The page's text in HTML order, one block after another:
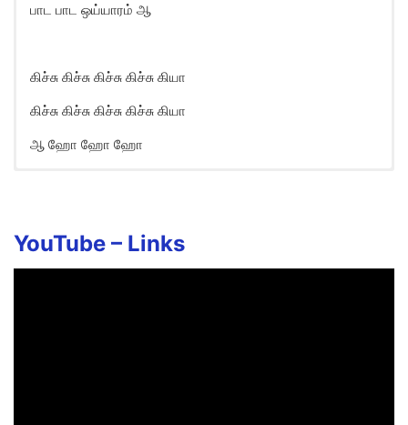
பாட பாட ஒய்யாரம் ஆ
கிச்சு கிச்சு கிச்சு கிச்சு கியா
கிச்சு கிச்சு கிச்சு கிச்சு கியா
ஆ ஹோ ஹோ ஹோ
Kichu kichu kichu kichu kiyaa
Kichu kichu kichu kichu kiyaa
YouTube – Links